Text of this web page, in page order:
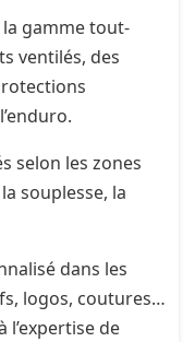
la gamme tout-
ventilés, des
selon les zones
souplesse, la
dans les
logos, coutures…
l’expertise de